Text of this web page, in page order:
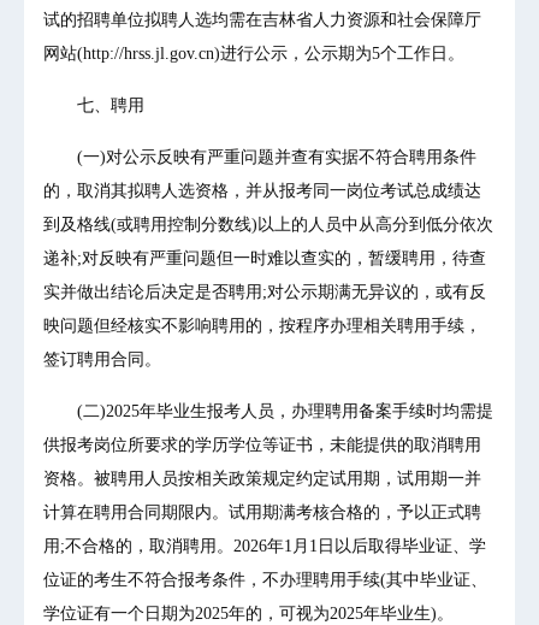
试的招聘单位拟聘人选均需在吉林省人力资源和社会保障厅
网站(http://hrss.jl.gov.cn)进行公示，公示期为5个工作日。
七、聘用
(一)对公示反映有严重问题并查有实据不符合聘用条件
的，取消其拟聘人选资格，并从报考同一岗位考试总成绩达
到及格线(或聘用控制分数线)以上的人员中从高分到低分依次
递补;对反映有严重问题但一时难以查实的，暂缓聘用，待查
实并做出结论后决定是否聘用;对公示期满无异议的，或有反
映问题但经核实不影响聘用的，按程序办理相关聘用手续，
签订聘用合同。
(二)2025年毕业生报考人员，办理聘用备案手续时均需提
供报考岗位所要求的学历学位等证书，未能提供的取消聘用
资格。被聘用人员按相关政策规定约定试用期，试用期一并
计算在聘用合同期限内。试用期满考核合格的，予以正式聘
用;不合格的，取消聘用。2026年1月1日以后取得毕业证、学
位证的考生不符合报考条件，不办理聘用手续(其中毕业证、
学位证有一个日期为2025年的，可视为2025年毕业生)。